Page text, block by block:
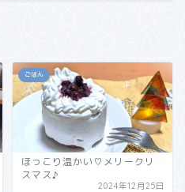
ごはん
ほっこり温かい♡メリークリ
スマス♪
2024年12月25日